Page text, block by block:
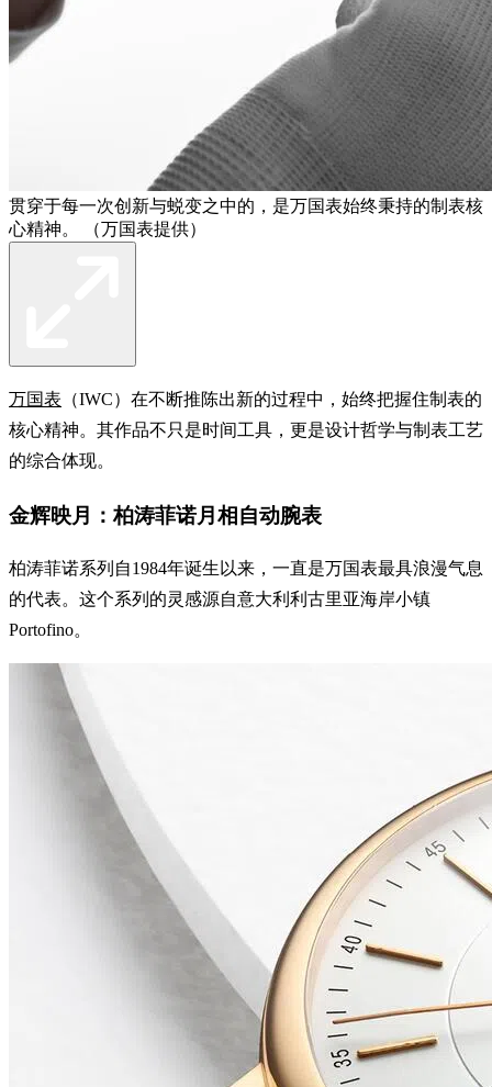
贯穿于每一次创新与蜕变之中的，是万国表始终秉持的制表核
心精神。 （万国表提供）
万国表 （IWC）在不断推陈出新的过程中，始终把握住制表的
核心精神。其作品不只是时间工具，更是设计哲学与制表工艺
的综合体现。
金辉映月：柏涛菲诺月相自动腕表
柏涛菲诺系列自1984年诞生以来，一直是万国表最具浪漫气息
的代表。这个系列的灵感源自意大利利古里亚海岸小镇
Portofino。